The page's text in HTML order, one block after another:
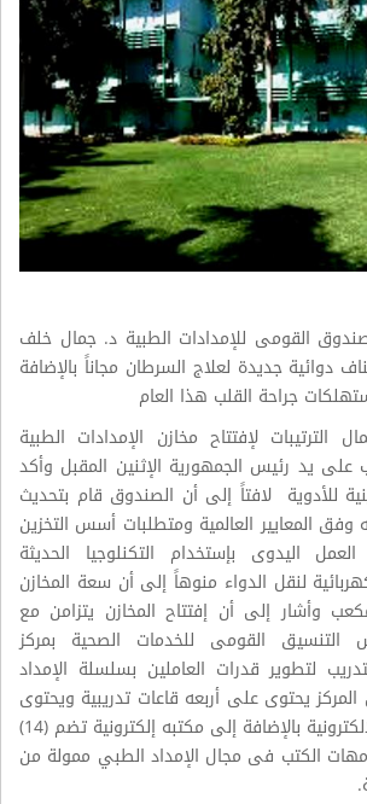
القومى للإمدادات الطبية د. جمال خلف
إدخال (4) أصناف دوائية جديدة لعلاج السرطان مجاناً بالإضافة
جراحة القلب هذا العام
لإفتتاح مخازن الإمدادات الطبية
على يد رئيس الجمهورية الإثنين المقبل وأكد
للأدوية لافتاً إلى أن الصندوق قام بتحديث
وفق المعايير العالمية ومتطلبات أسس التخزين
اليدوى بإستخدام التكنلوجيا الحديثة
لنقل الدواء منوهاً إلى أن سعة المخازن
مكعب وأشار إلى أن إفتتاح المخازن يتزامن مع
التنسيق القومى للخدمات الصحية بمركز
لتطوير قدرات العاملين بسلسلة الإمداد
يحتوى على أربعه قاعات تدريبية ويحتوى
على أحدث الأجهزة الإلكترونية بالإضافة إلى مكتبه إلكترونية تضم (14)
الكتب فى مجال الإمداد الطبي ممولة من
.